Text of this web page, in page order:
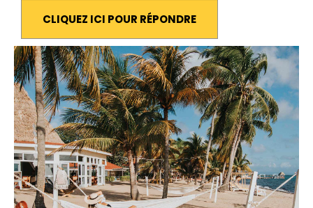
CLIQUEZ ICI POUR RÉPONDRE